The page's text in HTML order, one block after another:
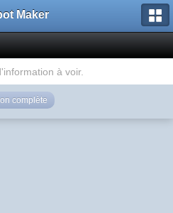
Maker
à voir.
complète